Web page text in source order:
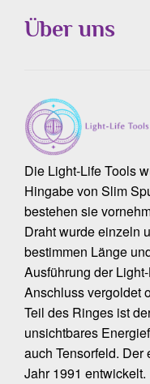
Über uns
Die Light-Life Tools
Hingabe von Slim
bestehen sie
Draht wurde einzeln
bestimmen Länge
Ausführung der
Anschluss vergoldet
Teil des Ringes ist
unsichtbares
auch Tensorfeld.
Jahr 1991 entwickelt.